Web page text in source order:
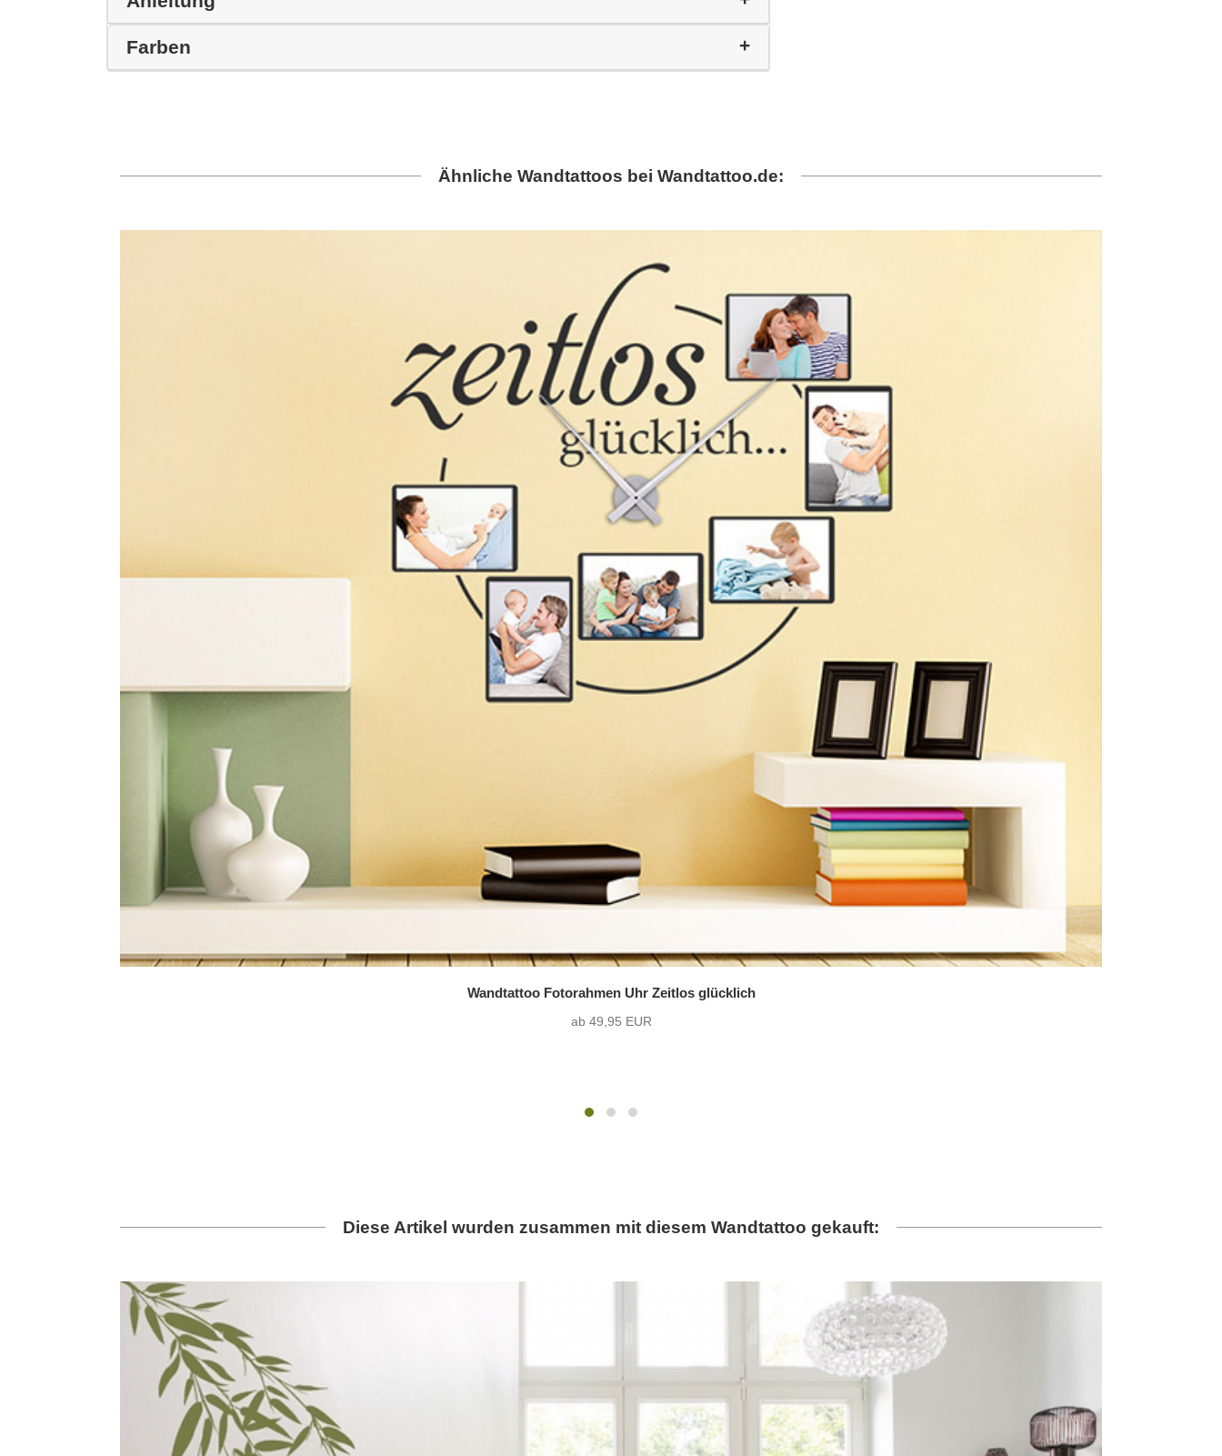
Farben
Ähnliche Wandtattoos bei Wandtattoo.de:
Wandtattoo Fotorahmen Uhr Zeitlos glücklich
ab 49,95 EUR
Diese Artikel wurden zusammen mit diesem Wandtattoo gekauft: